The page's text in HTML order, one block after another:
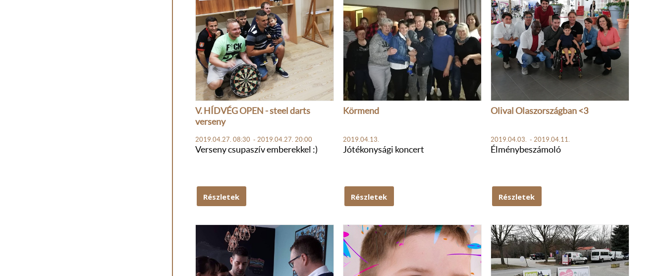
V. HÍDVÉG OPEN - steel darts
verseny
2019.04.27. 08:30 - 2019.04.27. 20:00
Verseny csupaszív emberekkel :)
Részletek
Körmend
2019.04.13.
Jótékonysági koncert
Részletek
Olival Olaszországban <3
2019.04.03. - 2019.04.11.
Élménybeszámoló
Részletek